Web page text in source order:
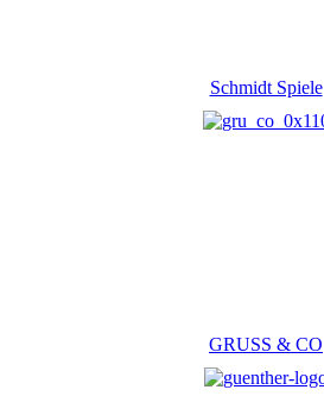
Schmidt Spiele
GRUSS & CO